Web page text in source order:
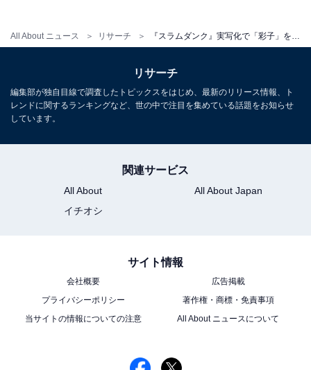
All About ニュース リサーチ
リサーチ
編集部が独自目線で調査したトピックスをはじめ、最新のリリース情報、ト
レンドに関するランキングなど、世の中で注目を集めている話題をお知らせ
しています。
関連サービス
All About
All About Japan
イチオシ
サイト情報
会社概要
広告掲載
プライバシーポリシー
著作権・商標・免責事項
当サイトの情報についての注意
All About ニュースについて